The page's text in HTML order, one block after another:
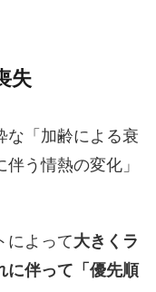
失
な「加齢による衰
う情熱の変化」
によって大きくラ
に伴って「優先順